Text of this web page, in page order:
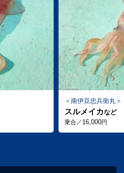
南伊豆忠兵衛丸
スルメイカなど
乗合／ 16,000円